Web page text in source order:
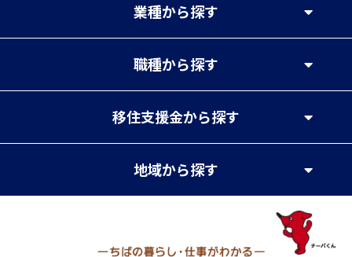
業種から探す
職種から探す
移住支援金から探す
地域から探す